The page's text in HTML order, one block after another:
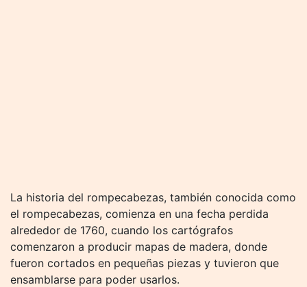
La historia del rompecabezas, también conocida como
el rompecabezas, comienza en una fecha perdida
alrededor de 1760, cuando los cartógrafos
comenzaron a producir mapas de madera, donde
fueron cortados en pequeñas piezas y tuvieron que
ensamblarse para poder usarlos.